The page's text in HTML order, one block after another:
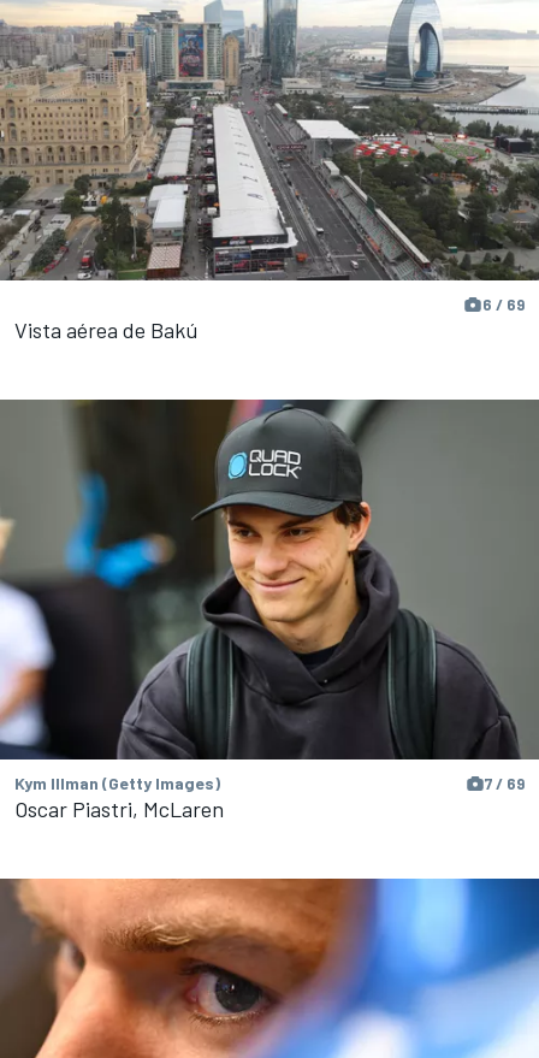
6 / 69
Vista aérea de Bakú
Kym Illman (Getty Images) 7 / 69
Oscar Piastri, McLaren